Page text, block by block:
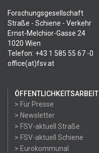
Forschungsgesellschaft
Straße - Schiene - Verkehr
Ernst-Melchior-Gasse 24
1020 Wien
Telefon: +43 1 585 55 67 -0
office(at)fsv.at
ÖFFENTLICHKEITSARBEIT
> Für Presse
> Newsletter
> FSV-aktuell Straße
> FSV-aktuell Schiene
> Eurokommunal